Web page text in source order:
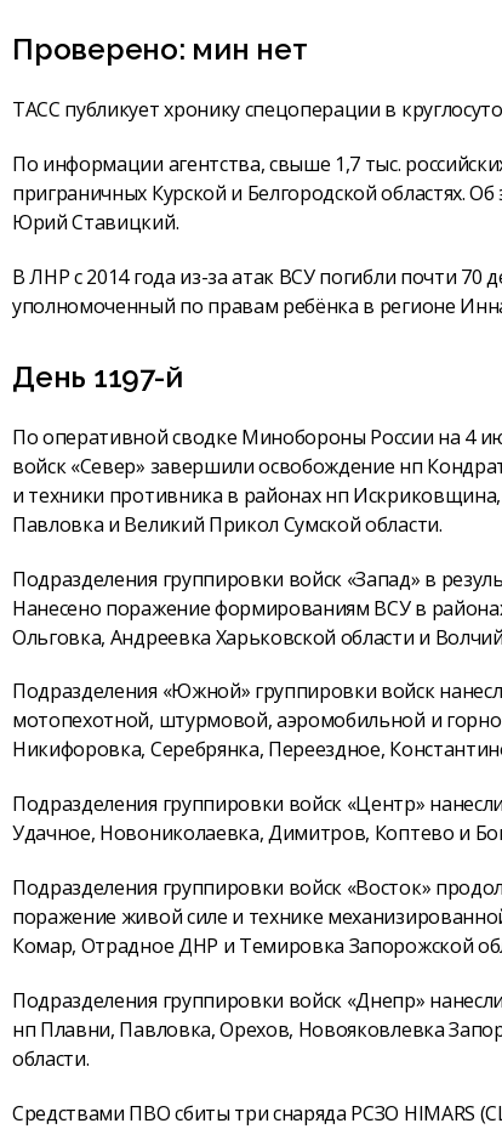
Проверено: мин нет
ТАСС публикует хронику спецоперации в
По информации агентства, свыше 1,7 тыс.
приграничных Курской и Белгородской областях.
Юрий Ставицкий.
В ЛНР с 2014 года из-за атак ВСУ погибли почти
уполномоченный по правам ребёнка в регионе
День 1197-й
По оперативной сводке Минобороны России на 4
войск «Север» завершили освобождение нп
и техники противника в районах нп
Павловка и Великий Прикол Сумской области.
Подразделения группировки войск «Запад» в
Нанесено поражение формированиям ВСУ в
Ольговка, Андреевка Харьковской области и
Подразделения «Южной» группировки войск
мотопехотной, штурмовой, аэромобильной и
Никифоровка, Серебрянка, Переездное,
Подразделения группировки войск «Центр»
Удачное, Новониколаевка, Димитров, Коптево и
Подразделения группировки войск «Восток»
поражение живой силе и технике
Комар, Отрадное ДНР и Темировка Запорожской
Подразделения группировки войск «Днепр»
нп Плавни, Павловка, Орехов, Новояковлевка
области.
Средствами ПВО сбиты три снаряда РСЗО HIMARS